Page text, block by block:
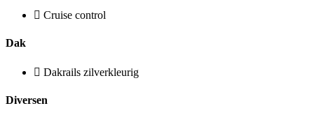
Cruise control
Dak
Dakrails zilverkleurig
Diversen